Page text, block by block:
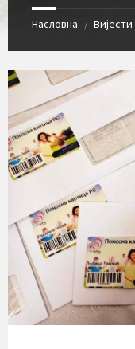
Насловна / Вијести